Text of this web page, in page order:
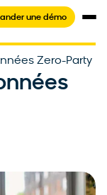
une démo
Zero-Party